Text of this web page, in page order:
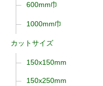
600mm巾
1000mm巾
カットサイズ
150x150mm
150x250mm